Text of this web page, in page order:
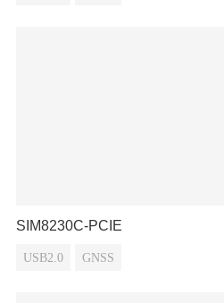
SIM8230C-PCIE
USB2.0 GNSS